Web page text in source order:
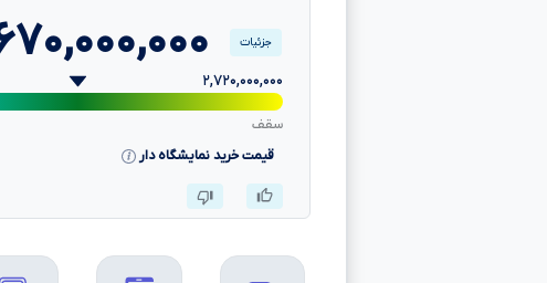
جزئیات
۲,۷۲۰,۰۰۰,۰۰۰
سقف
قیمت خرید نمایشگاه دار